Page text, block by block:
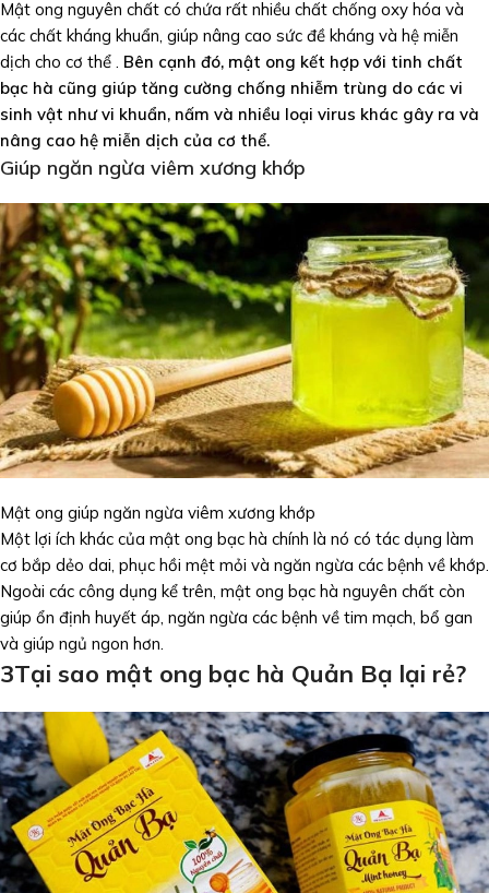
Mật ong nguyên chất có chứa rất nhiều chất chống oxy hóa và
các chất kháng khuẩn, giúp nâng cao sức đề kháng và hệ miễn
dịch cho cơ thể . Bên cạnh đó, mật ong kết hợp với tinh chất
bạc hà cũng giúp tăng cường chống nhiễm trùng do các vi
sinh vật như vi khuẩn, nấm và nhiều loại virus khác gây ra và
nâng cao hệ miễn dịch của cơ thể.
Giúp ngăn ngừa viêm xương khớp
Mật ong giúp ngăn ngừa viêm xương khớp
Một lợi ích khác của mật ong bạc hà chính là nó có tác dụng làm
cơ bắp dẻo dai, phục hồi mệt mỏi và ngăn ngừa các bệnh về khớp.
Ngoài các công dụng kể trên, mật ong bạc hà nguyên chất còn
giúp ổn định huyết áp, ngăn ngừa các bệnh về tim mạch, bổ gan
và giúp ngủ ngon hơn.
3Tại sao mật ong bạc hà Quản Bạ lại rẻ?